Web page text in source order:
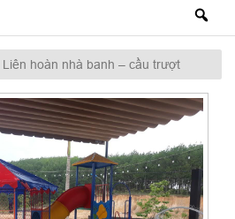
Liên hoàn nhà banh – cầu trượt